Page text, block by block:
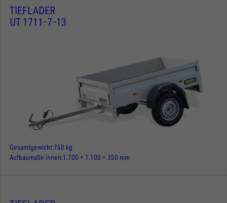
TIEFLADER
UT 1711-7-13
Gesamtgewicht 750 kg
Aufbaumaße innen 1.700 × 1.100 × 350 mm